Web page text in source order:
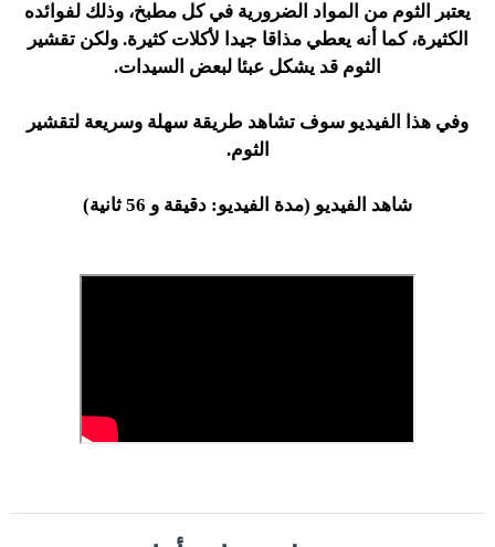
يعتبر الثوم من المواد الضرورية في كل مطبخ، وذلك لفوائده
الكثيرة، كما أنه يعطي مذاقا جيدا لأكلات كثيرة. ولكن تقشير
الثوم قد يشكل عبئا لبعض السيدات.
وفي هذا الفيديو سوف تشاهد طريقة سهلة وسريعة لتقشير
الثوم.
شاهد الفيديو (مدة الفيديو: دقيقة و 56 ثانية)